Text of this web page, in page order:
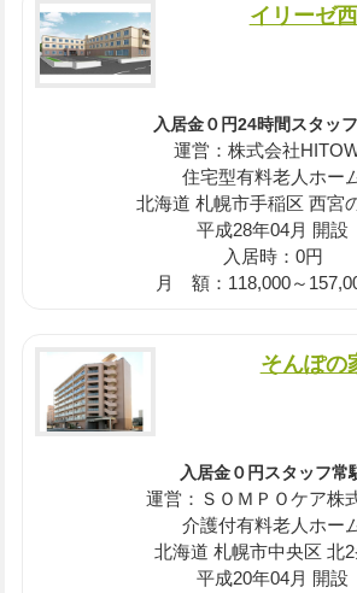
イリーゼ
入居金０円24時間スタッ
運営：株式会社
住宅型有料老人ホー
北海道 札幌市手稲区 西宮
平成28年04月 開設
入居時：0円
月 額：118,000～
そんぽの
入居金０円スタッフ常
運営：ＳＯＭＰＯケア株
介護付有料老人ホー
北海道 札幌市中央区 北
平成20年04月 開設